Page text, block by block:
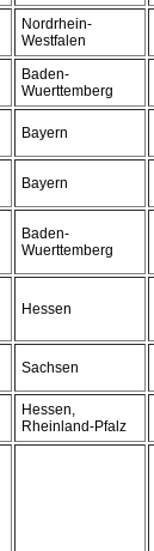
Nordrhein-
Westfalen
Baden-
Wuerttemberg
Bayern
Bayern
Baden-
Wuerttemberg
Hessen
Sachsen
Hessen,
Rheinland-Pfalz